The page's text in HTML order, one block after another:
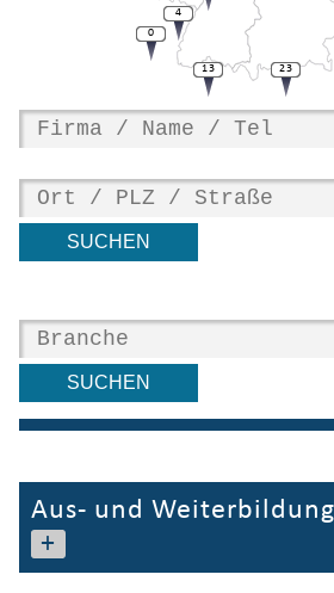
0
4
13 23
Aus- und Weiterbildung
+